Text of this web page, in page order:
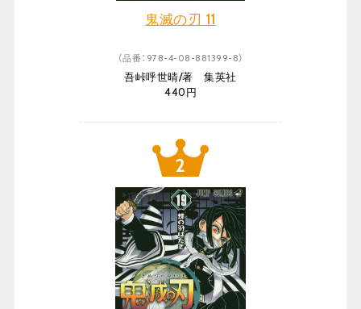
鬼滅の刃 11
（品番：978-4-08-881399-8）
吾峠呼世晴/著 集英社
440円